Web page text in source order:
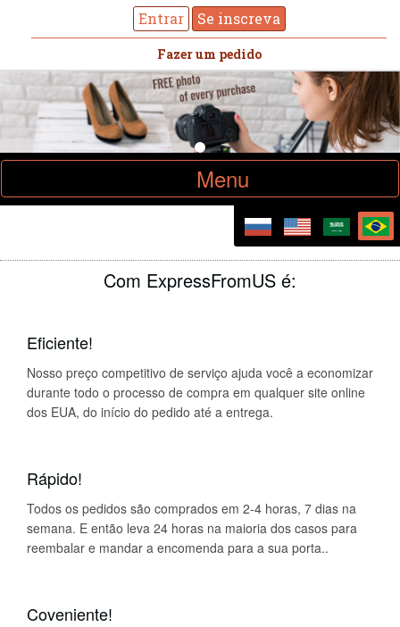
Entrar Se inscreva
Fazer um pedido
Toggle
navigation
Menu
Com ExpressFromUS é:
Eficiente!
Nosso preço competitivo de serviço ajuda você a economizar
durante todo o processo de compra em qualquer site online
dos EUA, do início do pedido até a entrega.
Rápido!
Todos os pedidos são comprados em 2-4 horas, 7 dias na
semana. E então leva 24 horas na maioria dos casos para
reembalar e mandar a encomenda para a sua porta..
Coveniente!